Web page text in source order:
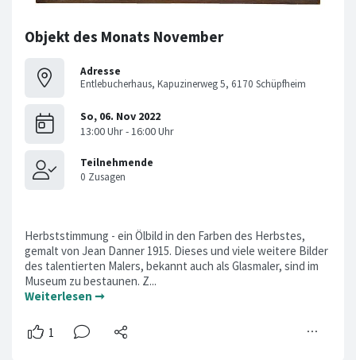
Objekt des Monats November
Adresse
Entlebucherhaus, Kapuzinerweg 5, 6170 Schüpfheim
Herbststimmung - ein Ölbild in den Farben des Herbstes,
gemalt von Jean Danner 1915. Dieses und viele weitere Bilder
des talentierten Malers, bekannt auch als Glasmaler, sind im
Museum zu bestaunen. Z...
Weiterlesen ➞